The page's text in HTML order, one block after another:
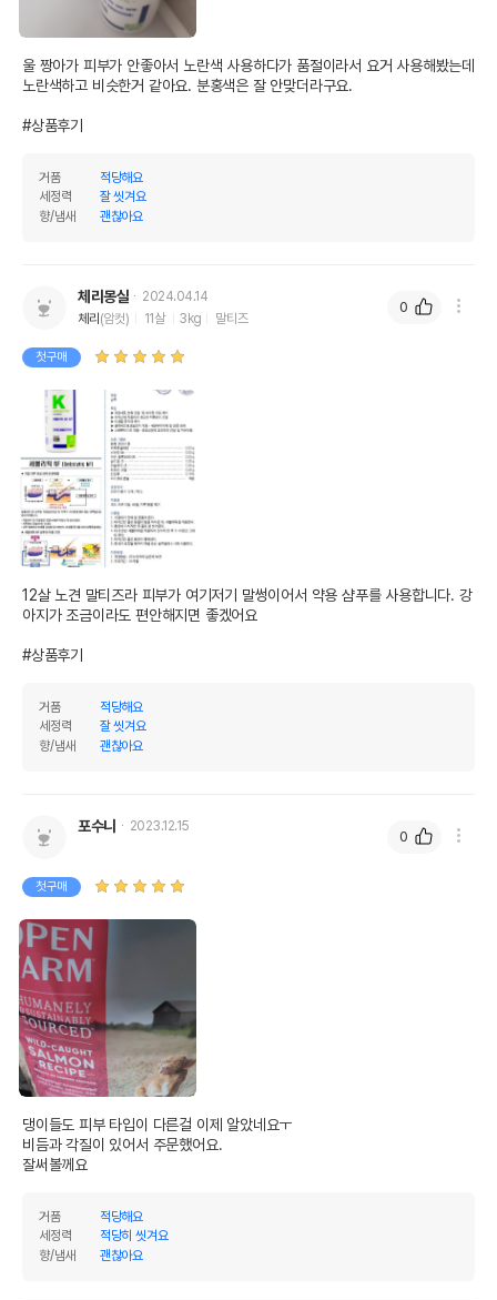
울 짱아가 피부가 안좋아서 노란색 사용하다가 품절이라서 요거 사용해봤는데
노란색하고 비슷한거 같아요. 분홍색은 잘 안맞더라구요.
#상품후기
거품
적당해요
세정력
잘 씻겨요
향/냄새
괜찮아요
체리몽실
2024.04.14
체리(암컷) 11살 3kg 말티즈
첫구매
12살 노견 말티즈라 피부가 여기저기 말썽이어서 약용 샴푸를 사용합니다. 강
아지가 조금이라도 편안해지면 좋겠어요
#상품후기
거품
적당해요
세정력
잘 씻겨요
향/냄새
괜찮아요
0
포수니 2023.12.15
첫구매
댕이들도 피부 타입이 다른걸 이제 알았네요ㅜ
비듬과 각질이 있어서 주문했어요.
잘써볼께요
거품
적당해요
세정력
적당히 씻겨요
향/냄새
괜찮아요
0